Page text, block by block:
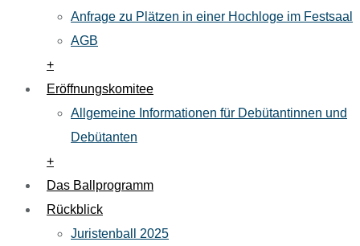
Anfrage zu Plätzen in einer Hochloge im Festsaal
AGB
+
Eröffnungskomitee
Allgemeine Informationen für Debütantinnen und
Debütanten
+
Das Ballprogramm
Rückblick
Juristenball 2025